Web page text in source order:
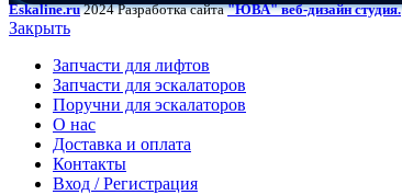
Eskaline.ru 2024 Разработка сайта"ЮВА" веб-дизайн студия.
Закрыть
Запчасти для лифтов
Запчасти для эскалаторов
Поручни для эскалаторов
О нас
Доставка и оплата
Контакты
Вход / Регистрация